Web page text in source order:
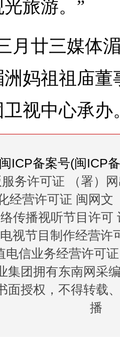
旅游。”
月廿三媒体
妈祖祖庙
视中心承办
闽ICP备案号(闽ICP
服务许可证 （署）
经营许可证 闽网文
传播视听节目许可
视节目制作经营许
电信业务经营许可
集团拥有东南网采
面授权，不得转载
播